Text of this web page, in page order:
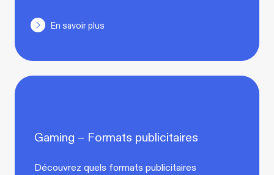
En savoir plus
Gaming – Formats publicitaires
Découvrez quels formats publicitaires